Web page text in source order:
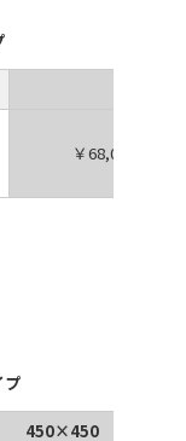
￥68,000（税
プ
450×450